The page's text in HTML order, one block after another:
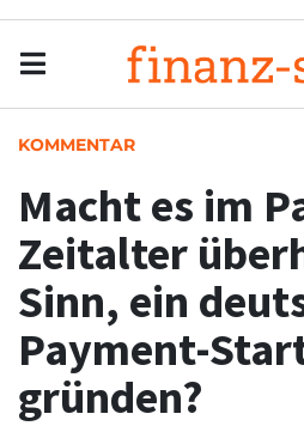
KOMMENTAR
Macht es im
Zeitalter
Sinn, ein
Payment-
gründen?